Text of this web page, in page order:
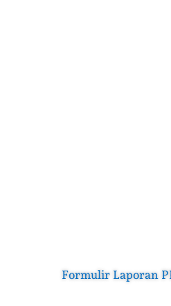
Formulir Laporan